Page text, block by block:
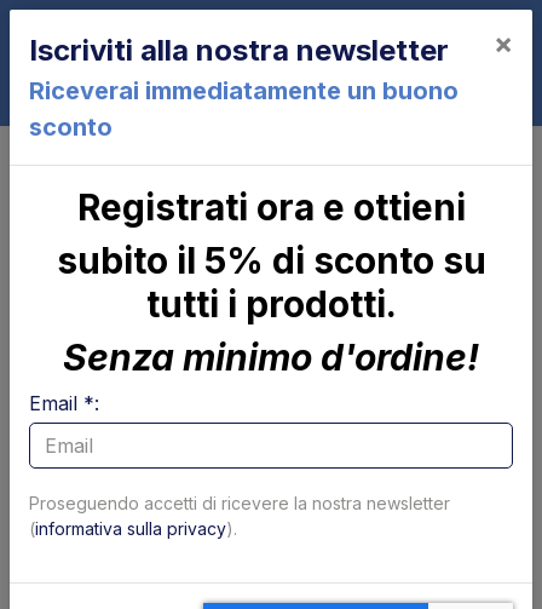
0
Carcassa completa Cruscotto
Comandi Rem 6 Elefantcar
Iscriviti alla nostra newsletter
Riceverai immediatamente un buono
sconto
×
Registrati ora e ottieni
subito il 5% di sconto su
tutti i prodotti.
Senza minimo d'ordine!
Email *:
Proseguendo accetti di ricevere la nostra newsletter
(informativa sulla privacy).